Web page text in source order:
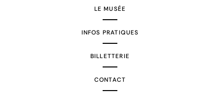
LE MUSÉE
INFOS PRATIQUES
BILLETTERIE
CONTACT